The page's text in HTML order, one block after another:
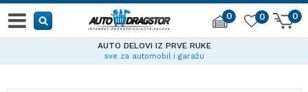
0 0
0
AUTO DELOVI IZ PRVE RUKE
sve za automobil i garažu